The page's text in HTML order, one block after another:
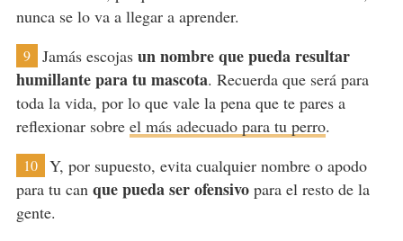
nunca se lo va a llegar a aprender.
9 Jamás escojas un nombre que pueda resultar
humillante para tu mascota. Recuerda que será para
toda la vida, por lo que vale la pena que te pares a
reflexionar sobre el más adecuado para tu perro.
10
Y, por supuesto, evita cualquier nombre o apodo
para tu canque pueda ser ofensivopara el resto de la
gente.